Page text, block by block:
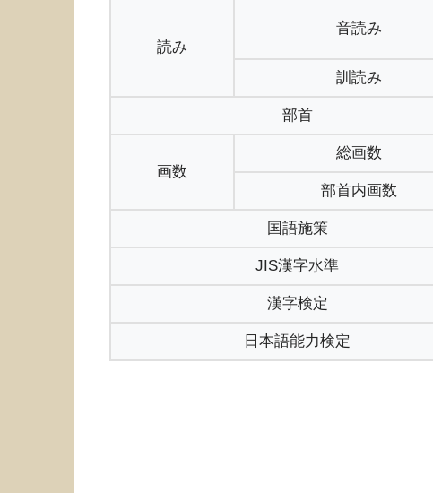
読み
音読み
訓読み
部首
画数
総画数
部首内画数
国語施策
JIS漢字水準
漢字検定
日本語能力検定